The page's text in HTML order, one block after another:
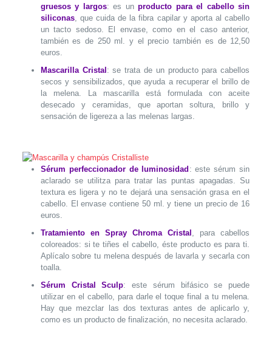
gruesos y largos: es unproducto para el cabello sin
siliconas, que cuida de la fibra capilar y aporta al cabello
un tacto sedoso. El envase, como en el caso anterior,
también es de 250 ml. y el precio también es de 12,50
euros.
Mascarilla Cristal : se trata de un producto para cabellos
secos y sensibilizados, que ayuda a recuperar el brillo de
la melena. La mascarilla está formulada con aceite
desecado y ceramidas, que aportan soltura, brillo y
sensación de ligereza a las melenas largas.
Sérum perfeccionador de luminosidad : este sérum sin
aclarado se utilitza para tratar las puntas apagadas. Su
textura es ligera y no te dejará una sensación grasa en el
cabello. El envase contiene 50 ml. y tiene un precio de 16
euros.
Tratamiento en Spray Chroma Cristal , para cabellos
coloreados: si te tiñes el cabello, éste producto es para ti.
Aplícalo sobre tu melena después de lavarla y secarla con
toalla.
Sérum Cristal Sculp: este sérum bifásico se puede
utilizar en el cabello, para darle el toque final a tu melena.
Hay que mezclar las dos texturas antes de aplicarlo y,
como es un producto de finalización, no necesita aclarado.